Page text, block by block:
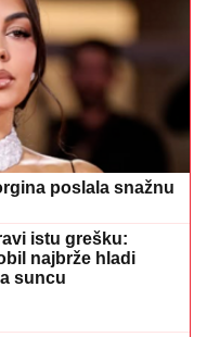
poslala snažnu
istu grešku:
najbrže hladi
suncu